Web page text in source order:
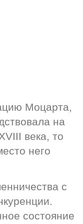
Моцарта,
на
века, то
него
с
состояние